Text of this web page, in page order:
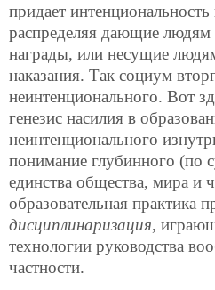
придает
распределяя дающие людям
награды, или несущие
наказания. Так социум
неинтенционального. Вот
генезис насилия в
неинтенционального
понимание глубинного (по
единства общества, мира и
образовательная практика
дисциплинаризация,
технологии руководства
частности.